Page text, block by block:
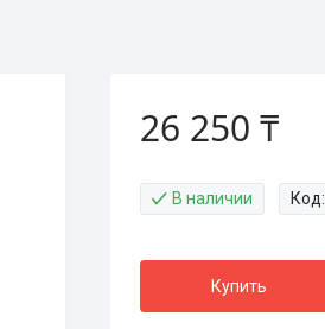
26 250 ₸
В наличии Код:
Купить